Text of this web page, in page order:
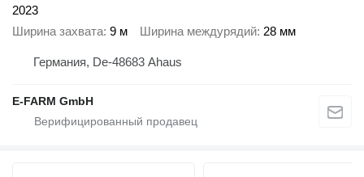
2023
Ширина захвата 9 м Ширина междурядий 28 мм
Германия, De-48683 Ahaus
E-FARM GmbH